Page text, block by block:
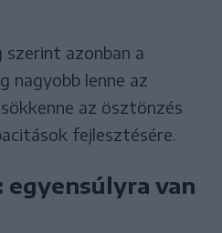
azonban a
nagyobb lenne az
az ösztönzés
fejlesztésére.
van